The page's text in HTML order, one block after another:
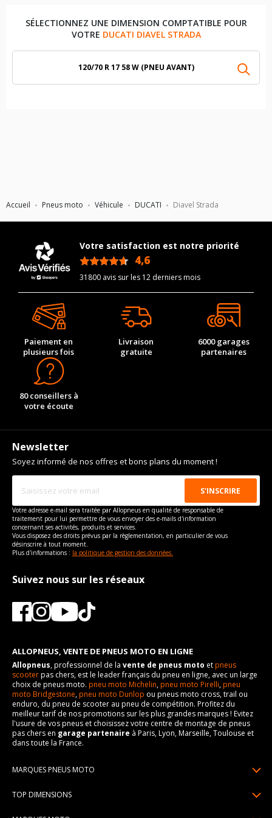
Accueil Pneus moto Véhicule DUCATI Diavel Strada
SÉLECTIONNEZ UNE DIMENSION COMPTATIBLE POUR
VOTRE DUCATI DIAVEL STRADA
120/70 R 17 58 W (PNEU AVANT)
Votre satisfaction est notre priorité
4,6
31800 avis sur les 12 derniers mois
Paiement en
plusieurs fois
Livraison
gratuite
6000 garages
partenaires
80 conseillers à
votre écoute
Newsletter
Soyez informé de nos offres et bons plans du moment !
Votre adresse e-mail sera traitée par Allopneus en qualité de responsable de
traitement pour lui permettre de vous envoyer des e-mails d'information
concernant ses activités, produits et services.
Vous disposez des droits prévus par la règlementation, en particulier de vous
désinscrire à tout moment.
Plus d'informations : la politique de gestion des données.
Suivez nous sur les réseaux
ALLOPNEUS, VENTE DE PNEUS MOTO EN LIGNE
Allopneus, professionnel de la vente de pneus moto etpneus
scooterpas chers, est le leader français du pneu en ligne, avec un large
choix de pneus moto. pneu moto Michelin,pneu moto Pirelli,pneu
moto Bridgestone,pneu moto Dunlop ou pneus moto cross, trail ou
enduro, du pneu de scooter au pneu de compétition. Profitez du
meilleur tarif de nos promotions sur les plus grandes marques ! Evitez
l'usure de vos pneus et choisissez votre centre de montage de pneus
pas chers en garage partenaire à Paris, Lyon, Marseille, Toulouse et
dans toute la France.
MARQUES PNEUS MOTO
TOP DIMENSIONS